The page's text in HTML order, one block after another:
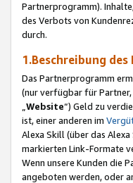
Partnerprogramm).
des Verbots von
durch.
1.Beschreibung
Das Partnerprogramm
(nur verfügbar für Partner,
Website“) Geld zu
ist, einer anderen im
Alexa Skill (über das
markierten Link-Formate
Wenn unsere Kunden die
angeboten werden, oder